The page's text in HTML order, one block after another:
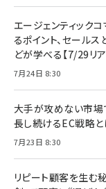
エージェンティック
るポイント、セール
どが学べる【7/29リ
7月24日 8:30
大手が攻めない市場
長し続けるEC戦略と
7月23日 8:30
リピート顧客を生む